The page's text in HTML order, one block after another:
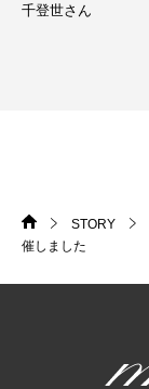
千登世さん
HOME>
STORY
催しました